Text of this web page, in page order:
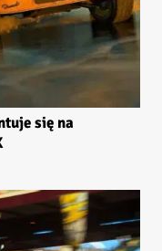
się na